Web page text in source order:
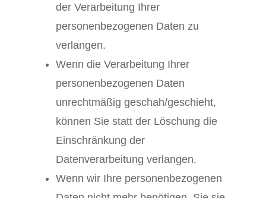
der Verarbeitung Ihrer
personenbezogenen Daten zu
verlangen.
Wenn die Verarbeitung Ihrer
personenbezogenen Daten
unrechtmäßig geschah/geschieht,
können Sie statt der Löschung die
Einschränkung der
Datenverarbeitung verlangen.
Wenn wir Ihre personenbezogenen